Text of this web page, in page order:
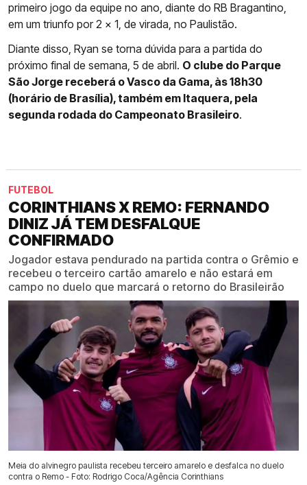
primeiro jogo da equipe no ano, diante do RB Bragantino,
em um triunfo por 2 x 1, de virada, no Paulistão.
Diante disso, Ryan se torna dúvida para a partida do
próximo final de semana, 5 de abril. O clube do Parque
São Jorge receberá o Vasco da Gama, às 18h30
(horário de Brasília), também em Itaquera, pela
segunda rodada do Campeonato Brasileiro.
FUTEBOL
CORINTHIANS X REMO: FERNANDO
DINIZ JÁ TEM DESFALQUE
CONFIRMADO
Jogador estava pendurado na partida contra o Grêmio e
recebeu o terceiro cartão amarelo e não estará em
campo no duelo que marcará o retorno do Brasileirão
Meia do alvinegro paulista recebeu terceiro amarelo e desfalca no duelo
contra o Remo - Foto: Rodrigo Coca/Agência Corinthians